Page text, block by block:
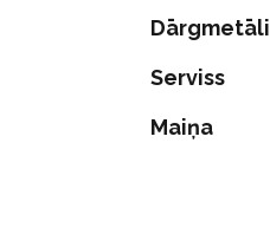
Dārgmetāli
Serviss
Maiņa